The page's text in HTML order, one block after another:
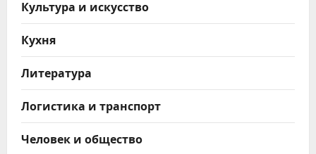
Культура и искусство
Кухня
Литература
Логистика и транспорт
Человек и общество